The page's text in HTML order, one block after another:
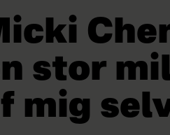
stor
mig